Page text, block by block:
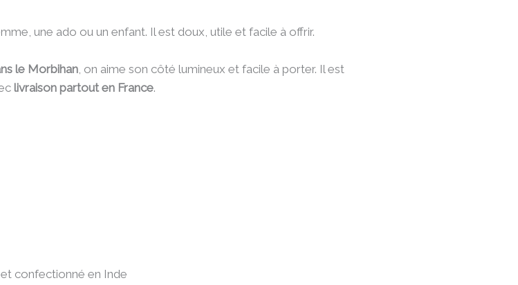
une ado ou un enfant. Il est doux, utile et facile à offrir.
le Morbihan, on aime son côté lumineux et facile à porter. Il est
livraison partout en France.
confectionné en Inde